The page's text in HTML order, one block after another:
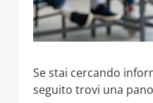
Se stai cercando
seguito trovi una